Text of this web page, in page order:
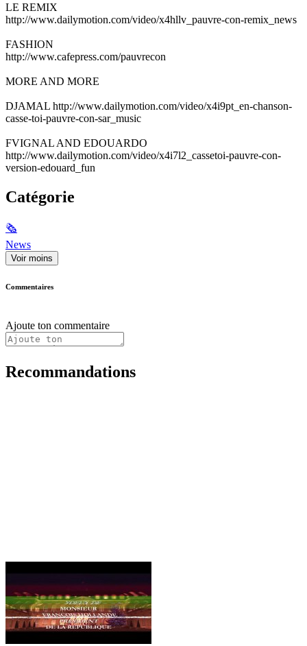
LE REMIX
http://www.dailymotion.com/video/x4hllv_pauvre-con-remix_news
FASHION
http://www.cafepress.com/pauvrecon
MORE AND MORE
DJAMAL http://www.dailymotion.com/video/x4i9pt_en-chanson-
casse-toi-pauvre-con-sar_music
FVIGNAL AND EDOUARDO
http://www.dailymotion.com/video/x4i7l2_cassetoi-pauvre-con-
version-edouard_fun
Catégorie
🗞
News
Voir moins
Commentaires
Ajoute ton commentaire
Recommandations